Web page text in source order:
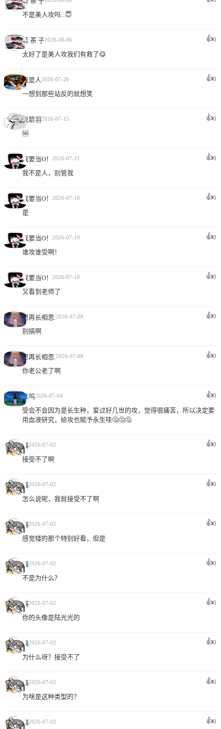
不是美人攻吗...😇
苦 茶 子2026-08-06 👍0
太好了是美人攻我们有救了😋
我是人2026-07-26 👍0
一想到那些站反的就想笑
鬼箭羽2026-07-15 👍0
🆘
我要当O！ 2026-07-11 👍0
我不是人，别管我
我要当O！ 2026-07-10 👍0
是
我要当O！ 2026-07-10 👍0
谁攻谁受啊！
我要当O！ 2026-07-10 👍0
又看到老师了
愿再长相思. 2026-07-08 👍0
别搞啊
愿再长相思. 2026-07-08 👍0
你老公老了啊
哇呜2026-07-04 👍0
受会不会因为是长生种，爱过好几世的攻，觉得很痛苦，所以决定要
用血液研究，给攻也赋予永生哇🤔🤔🤔
喵2026-07-02 👍0
接受不了啊
喵2026-07-02 👍0
怎么说呢，我就接受不了啊
喵2026-07-02 👍0
感觉矮的那个特别好看，但是
喵2026-07-02 👍0
不是为什么？
喵2026-07-02 👍0
你的头像是陆光光的
喵2026-07-02 👍0
为什么呀？接受不了
喵2026-07-02 👍0
为啥是这种类型的？
喵2026-07-02 👍0